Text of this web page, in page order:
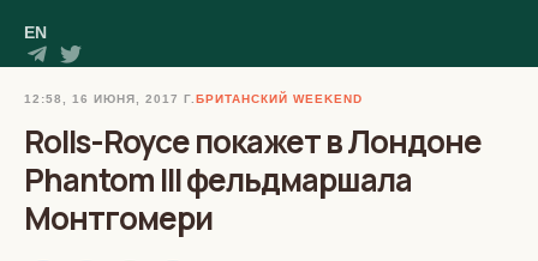
EN
12:58, 16 ИЮНЯ, 2017 Г. БРИТАНСКИЙ WEEKEND
Rolls-Royce покажет в Лондоне
Phantom III фельдмаршала
Монтгомери